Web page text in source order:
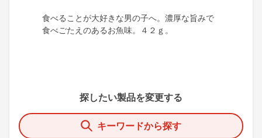
食べることが大好きな男の子へ。濃厚な旨みで
食べごたえのあるお魚味。４２ｇ。
探したい製品を変更する
キーワードから探す